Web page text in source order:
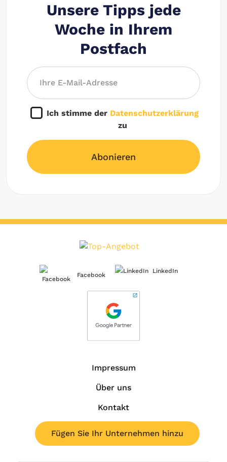
Unsere Tipps jede
Woche in Ihrem
Postfach
Ich stimme der Datenschutzerklärung
zu
Abonieren
Facebook
LinkedIn
Impressum
Über uns
Kontakt
Fügen Sie Ihr Unternehmen hinzu